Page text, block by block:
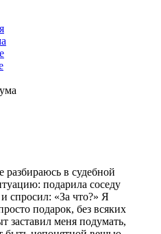
разбираюсь в судебной
подарила соседу
спросил: «За что?» Я
подарок, без всяких
заставил меня подумать,